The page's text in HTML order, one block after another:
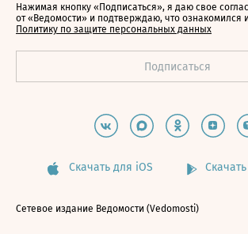
Нажимая кнопку «Подписаться», я даю свое
от «Ведомости» и подтверждаю, что ознакомился
Политику по защите персональных данных
Скачать для iOS
Сетевое издание Ведомости (Vedomosti)